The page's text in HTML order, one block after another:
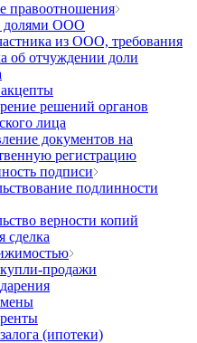
правоотношения
долями ООО
из ООО, требования
об отчуждении доли
решений органов
лица
документов на
регистрацию
подписи
подлинности
верности копий
сделка
продажи
(ипотеки)